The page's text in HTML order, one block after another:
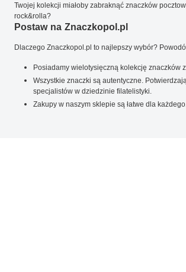
Twojej kolekcji miałoby zabraknąć znaczków
rock&rolla?
Postaw na Znaczkopol.pl
Dlaczego Znaczkopol.pl to najlepszy wybór?
Posiadamy wielotysięczną kolekcję znaczków
Wszystkie znaczki są autentyczne.
specjalistów w dziedzinie filatelistyki.
Zakupy w naszym sklepie są łatwe dla